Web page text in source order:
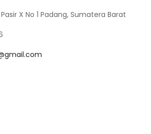
X No 1 Padang, Sumatera Barat